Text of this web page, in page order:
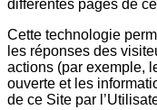
différentes pages de
Cette technologie
les réponses des
actions (par exemple,
ouverte et les
de ce Site par